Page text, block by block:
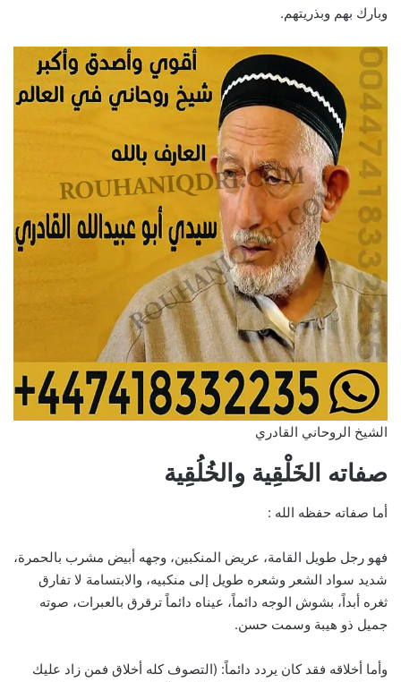
وبارك بهم وبذريتهم.
الشيخ الروحاني القادري
صفاته الخَلْقِية والخُلُقِية
أما صفاته حفظه الله :
فهو رجل طويل القامة، عريض المنكبين، وجهه أبيض مشرب بالحمرة،
شديد سواد الشعر وشعره طويل إلى منكبيه، والابتسامة لا تفارق
ثغره أبداً، بشوش الوجه دائماً، عيناه دائماً ترقرق بالعبرات، صوته
جميل ذو هيبة وسمت حسن.
وأما أخلاقه فقد كان يردد دائماً: (التصوف كله أخلاق فمن زاد عليك